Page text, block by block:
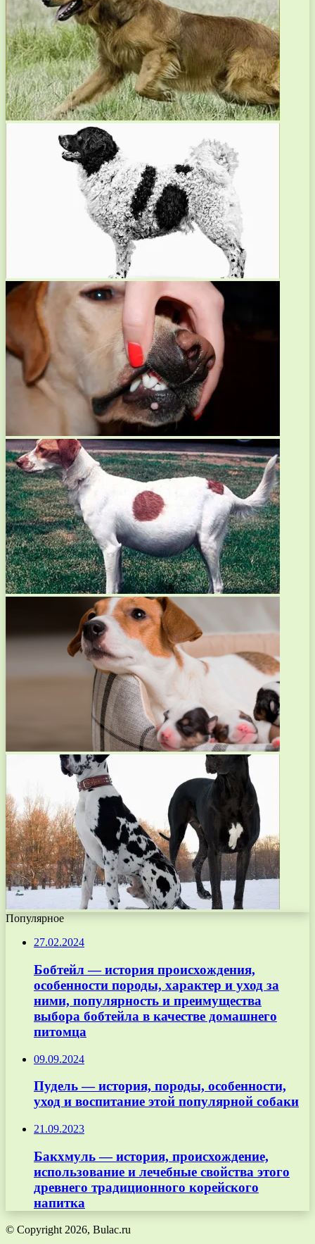
Популярное
27.02.2024
Бобтейл — история происхождения,
особенности породы, характер и уход за
ними, популярность и преимущества
выбора бобтейла в качестве домашнего
питомца
09.09.2024
Пудель — история, породы, особенности,
уход и воспитание этой популярной собаки
21.09.2023
Бакхмуль — история, происхождение,
использование и лечебные свойства этого
древнего традиционного корейского
напитка
© Copyright 2026, Bulac.ru